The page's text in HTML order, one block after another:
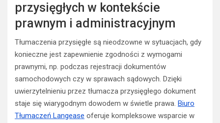
przysięgłych w kontekście
prawnym i administracyjnym
Tłumaczenia przysięgłe są nieodzowne w sytuacjach, gdy
konieczne jest zapewnienie zgodności z wymogami
prawnymi, np. podczas rejestracji dokumentów
samochodowych czy w sprawach sądowych. Dzięki
uwierzytelnieniu przez tłumacza przysięgłego dokument
staje się wiarygodnym dowodem w świetle prawa. Biuro
Tłumaczeń Langease oferuje kompleksowe wsparcie w